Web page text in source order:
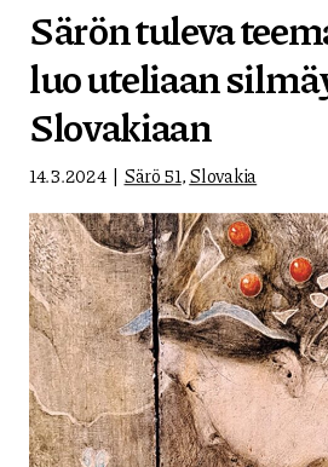
Särön tuleva
luo uteliaan
Slovakiaan
14.3.2024 Särö 51,Slovakia